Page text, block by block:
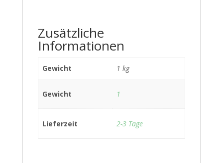
Zusätzliche
Informationen
Gewicht 1 kg
Gewicht 1
Lieferzeit 2-3 Tage